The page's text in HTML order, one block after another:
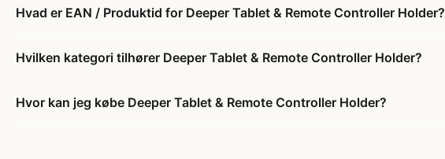
Hvad er EAN / Produktid for Deeper Tablet & Remote Controller Holder?
Hvilken kategori tilhører Deeper Tablet & Remote Controller Holder?
Hvor kan jeg købe Deeper Tablet & Remote Controller Holder?